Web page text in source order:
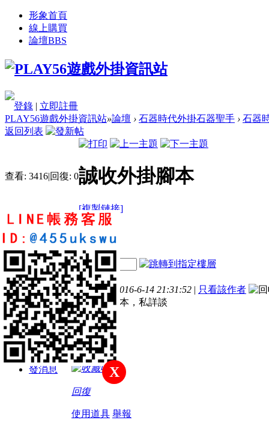
形象首頁
線上購買
論壇BBS
登錄 | 立即註冊
PLAY56遊戲外掛資訊站»論壇 › 石器時代外掛石器聖手 › 石器
返回列表
查看: 3416|回復: 0誠收外掛腳本
[複製鏈接]
doraemon770910
2
主題
3
帖子
30
積分
新手上路
積分
30
發消息
電梯直達
樓主
發表於 2016-6-14 21:31:52 | 只看該作者
誠收外掛腳本，私詳談
收藏
回復
使用道具 舉報
X